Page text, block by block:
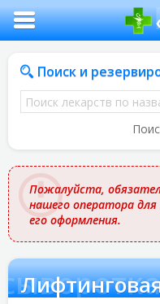
Поиск и
Поиск
лекарств
названию
Пожалуйста,
нашего оператора
его оформления.